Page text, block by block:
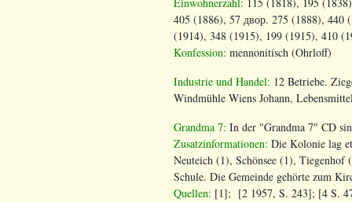
Einwohnerzahl: 115 (1818), 195
405 (1886), 57 двор. 275 (1888),
(1914), 348 (1915), 199 (1915), 410
Konfession: mennonitisch (Ohrloff)
Industrie und Handel: 12 Betriebe.
Windmühle Wiens Johann,
Grandma 7: In der "Grandma 7" CD
Zusatzinformationen: Die Kolonie lag
Neuteich (1), Schönsee (1),
Schule. Die Gemeinde gehörte zum
Quellen: [1]; [2 1957, S. 243]; [4 S.